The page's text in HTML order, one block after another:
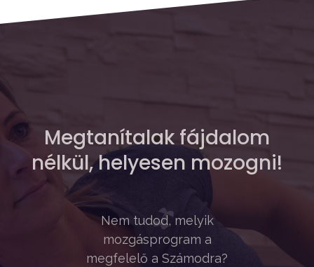
Megtanítalak fájdalom
nélkül, helyesen mozogni!
Nem tudod, melyik
mozgásprogram a
megfelelő a Számodra?